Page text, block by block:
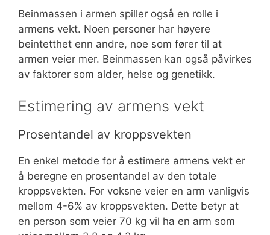
Beinmassen i armen spiller også en rolle i
armens vekt. Noen personer har høyere
beintetthet enn andre, noe som fører til at
armen veier mer. Beinmassen kan også påvirkes
av faktorer som alder, helse og genetikk.
Estimering av armens vekt
Prosentandel av kroppsvekten
En enkel metode for å estimere armens vekt er
å beregne en prosentandel av den totale
kroppsvekten. For voksne veier en arm vanligvis
mellom 4-6% av kroppsvekten. Dette betyr at
en person som veier 70 kg vil ha en arm som